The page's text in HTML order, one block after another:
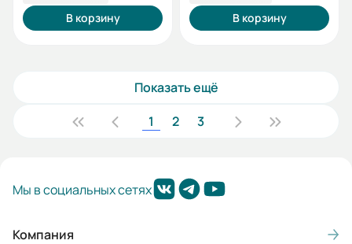
модульный механизм)
В корзину В корзину
Показать ещё
1
2 3
Мы в социальных сетях
Компания